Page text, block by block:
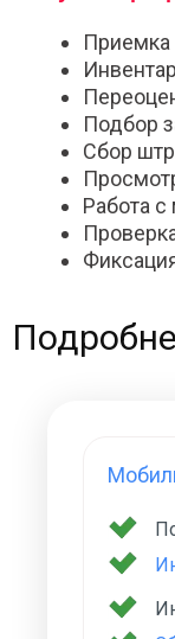
Приемка
Подбор
Сбор
Работа